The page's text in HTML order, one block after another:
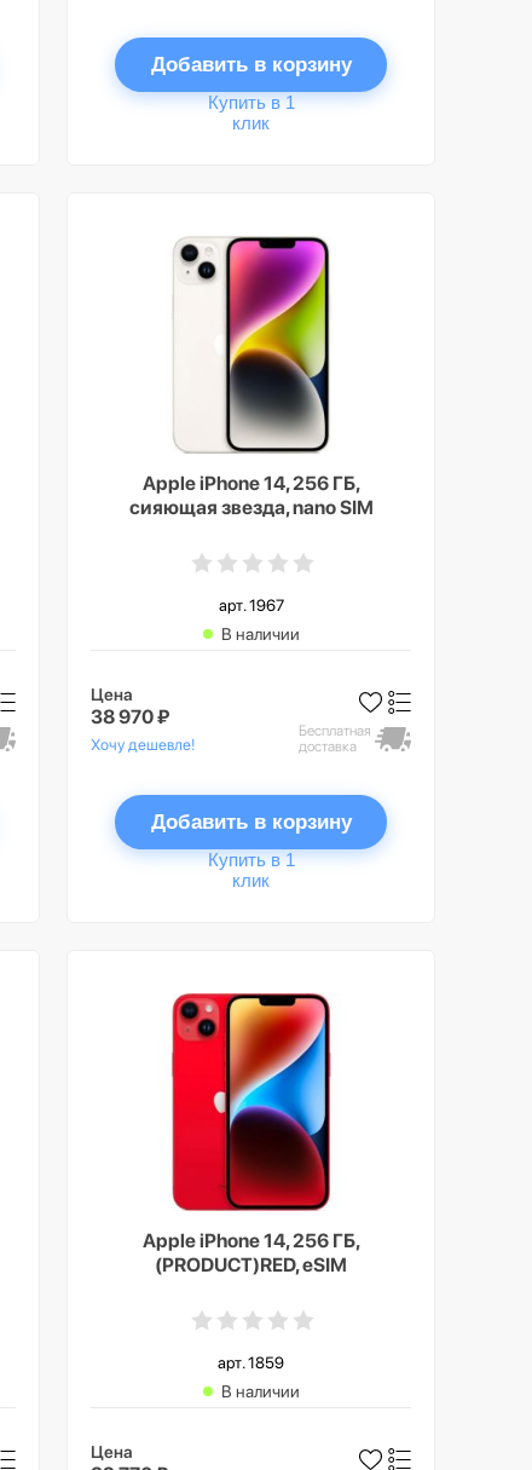
Добавить в корзину
Купить в 1
клик
Apple iPhone 14, 256 ГБ,
сияющая звезда, nano SIM
арт. 1967
В наличии
Цена
38 970 ₽
Хочу дешевле!
Бесплатная
доставка
Добавить в корзину
Купить в 1
клик
Apple iPhone 14, 256 ГБ,
(PRODUCT)RED, eSIM
арт. 1859
В наличии
Цена